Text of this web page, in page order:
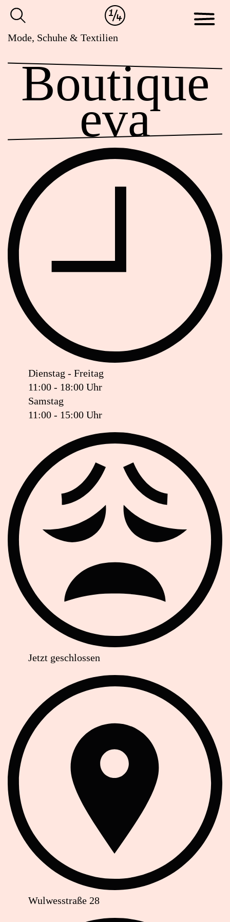
Cookie-
Einstellungen
anpassen
Zum
Inhalt
der
springen
Mode, Schuhe & Textilien
Boutique
eva
Öffnungszeiten
Dienstag - Freitag
11:00 - 18:00 Uhr
Samstag
11:00 - 15:00 Uhr
Ist das Geschäft jetzt geöffnet oder geschlossen?
Jetzt geschlossen
Wulwesstraße 28